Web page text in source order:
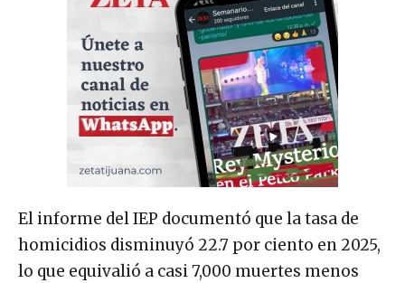
El informe del IEP documentó que la tasa de
homicidios disminuyó 22.7 por ciento en 2025,
lo que equivalió a casi 7,000 muertes menos